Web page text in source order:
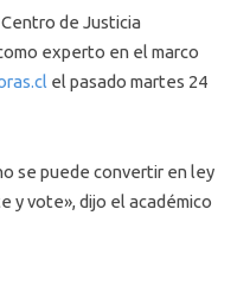
de Justicia
experto en el marco
el pasado martes 24
se puede convertir en ley
y vote», dijo el académico